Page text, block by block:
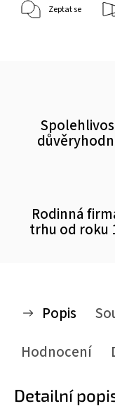
Zeptat se
Rodinná
trhu od roku
Popis
Hodnocení
Detailní